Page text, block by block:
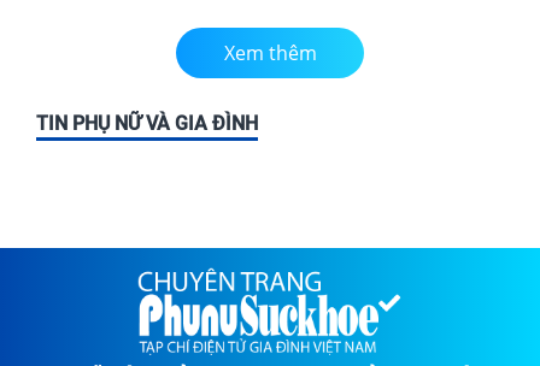
Xem thêm
TIN PHỤ NỮ VÀ GIA ĐÌNH